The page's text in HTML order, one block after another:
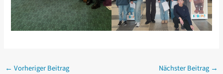
← Vorheriger Beitrag Nächster Beitrag →